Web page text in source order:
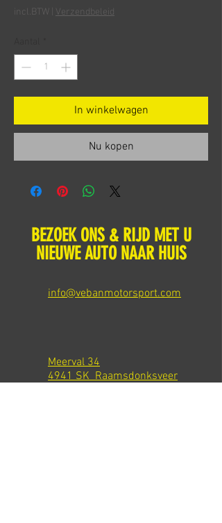
incl.BTW Verzendbeleid
In winkelwagen
Nu kopen
BEZOEK ONS & RIJD MET U
NIEUWE AUTO NAAR HUIS
info@vebanmotorsport.com
Meerval 34
4941 SK Raamsdonksveer